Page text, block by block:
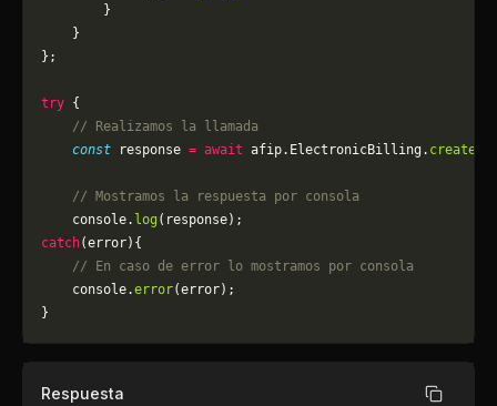
        }
    }
};
try {
    // Realizamos la llamada
    const
response = await afip.ElectronicBilling.
    // Mostramos la respuesta por consola
    console.
log (response);
catch(error){
    // En caso de error lo mostramos por consola
	console.
error(error);
}
Respuesta